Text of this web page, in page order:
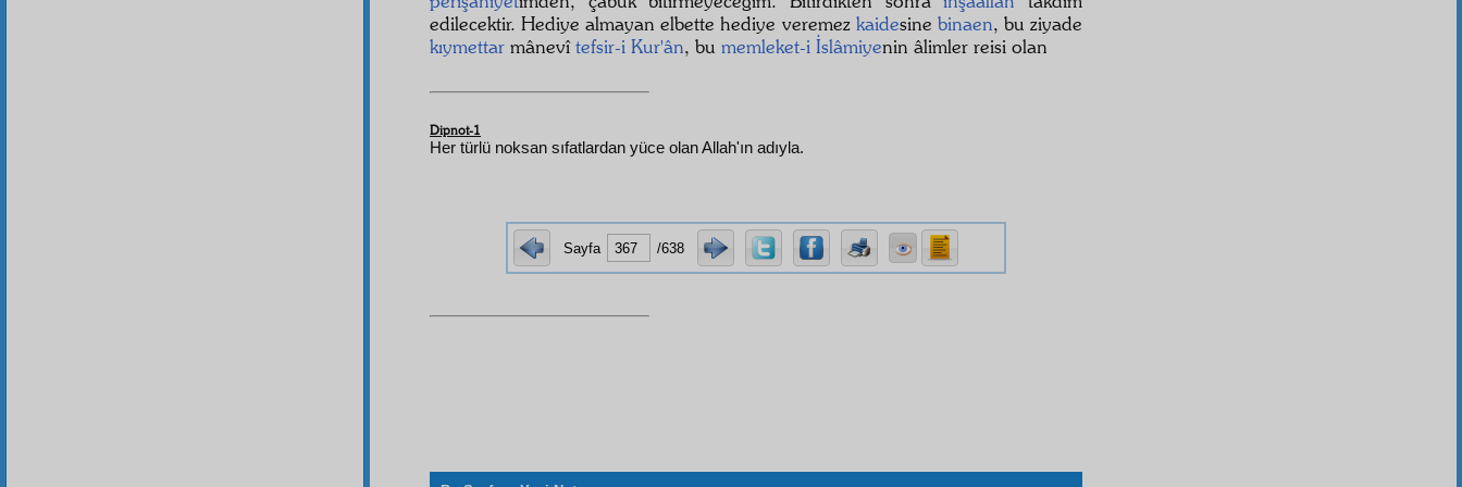
edilecektir. Hediye almayan elbette hediye veremez kaidesine binaen, bu ziyade
kıymettar mânevîtefsir-i Kur'ân, bu memleket-i İslâmiyenin âlimler reisi olan
Dipnot-1
Her türlü noksan sıfatlardan yüce olan Allah'ın adıyla.
Sayfa /638